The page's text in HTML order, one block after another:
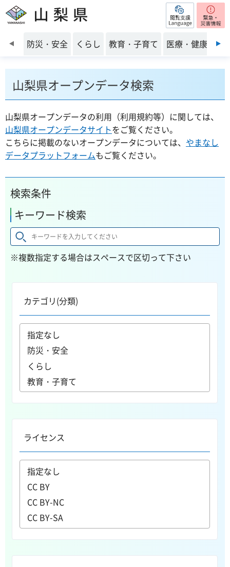
山梨県 閲覧支援
前のスライドを表示
防災・安全 くらし 教育・子育て 医療・健康・福
山梨県オープンデータ検索
山梨県オープンデータの利用（利用規約等）に関しては、
山梨県オープンデータサイトをご覧ください。
こちらに掲載のないオープンデータについては、 やまなし
データプラットフォームもご覧ください。
検索条件
キーワード検索
※複数指定する場合はスペースで区切って下さい
カテゴリ(分類)
ライセンス